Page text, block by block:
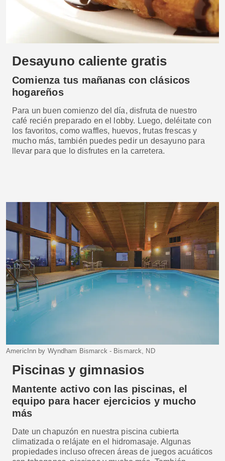
Desayuno caliente gratis
Comienza tus mañanas con clásicos
hogareños
Para un buen comienzo del día, disfruta de nuestro
café recién preparado en el lobby. Luego, deléitate con
los favoritos, como waffles, huevos, frutas frescas y
mucho más, también puedes pedir un desayuno para
llevar para que lo disfrutes en la carretera.
AmericInn by Wyndham Bismarck - Bismarck, ND
Piscinas y gimnasios
Mantente activo con las piscinas, el
equipo para hacer ejercicios y mucho
más
Date un chapuzón en nuestra piscina cubierta
climatizada o relájate en el hidromasaje. Algunas
propiedades incluso ofrecen áreas de juegos acuáticos